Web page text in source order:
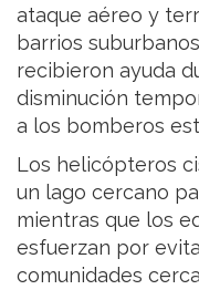
ataque aéreo y
barrios
recibieron ayuda
disminución
a los bomberos
Los helicópteros
un lago cercano
mientras que los
esfuerzan por
comunidades